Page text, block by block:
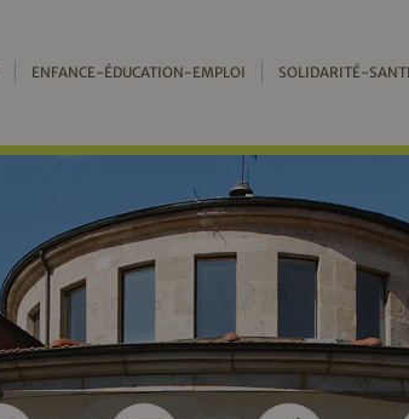
ENFANCE-ÉDUCATION-EMPLOI SOLIDARITÉ-